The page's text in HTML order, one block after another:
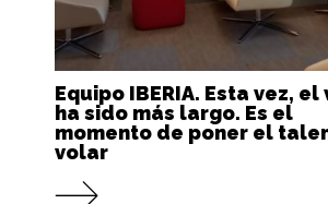
Equipo IBERIA. Esta vez, el
ha sido más largo. Es el
momento de poner el
volar